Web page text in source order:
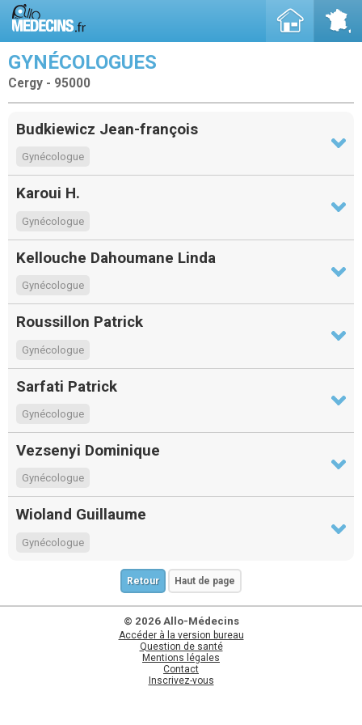
GYNÉCOLOGUES
Cergy - 95000
Budkiewicz Jean-françois
Gynécologue
Karoui H.
Gynécologue
Kellouche Dahoumane Linda
Gynécologue
Roussillon Patrick
Gynécologue
Sarfati Patrick
Gynécologue
Vezsenyi Dominique
Gynécologue
Wioland Guillaume
Gynécologue
Retour Haut de page
© 2026 Allo-Médecins
Accéder à la version bureau
Question de santé
Mentions légales
Contact
Inscrivez-vous